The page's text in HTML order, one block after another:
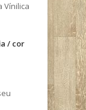
Vínilica
/ cor